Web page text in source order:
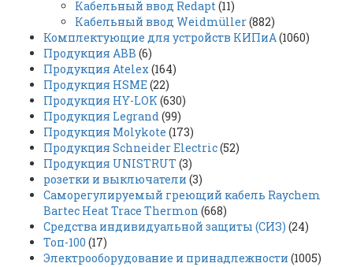
Кабельный ввод Redapt(11)
Кабельный ввод Weidmüller(882)
Комплектующие для устройств КИПиА(1060)
Продукция ABB (6)
Продукция Atelex(164)
Продукция HSME(22)
Продукция HY-LOK (630)
Продукция Legrand(99)
Продукция Molykote (173)
Продукция Schneider Electric(52)
Продукция UNISTRUT (3)
розетки и выключатели (3)
Саморегулируемый греющий кабель Raychem
Bartec Heat Trace Thermon (668)
Средства индивидуальной защиты (СИЗ) (24)
Топ-100 (17)
Электрооборудование и принадлежности (1005)